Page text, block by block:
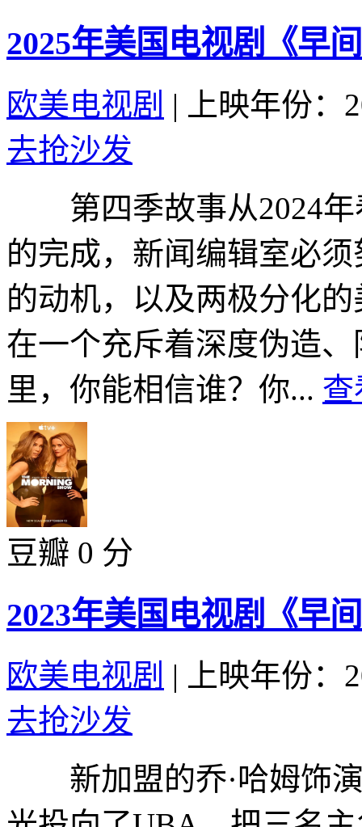
2025年美国电视剧《早
欧美电视剧 |
上映年份：
去抢沙发
第四季故事从2024年
的完成，新闻编辑室必
的动机，以及两极分化
在一个充斥着深度伪造
里，你能相信谁？你... 查
豆瓣 0 分
2023年美国电视剧《早
欧美电视剧 |
上映年份：
去抢沙发
新加盟的乔·哈姆饰演